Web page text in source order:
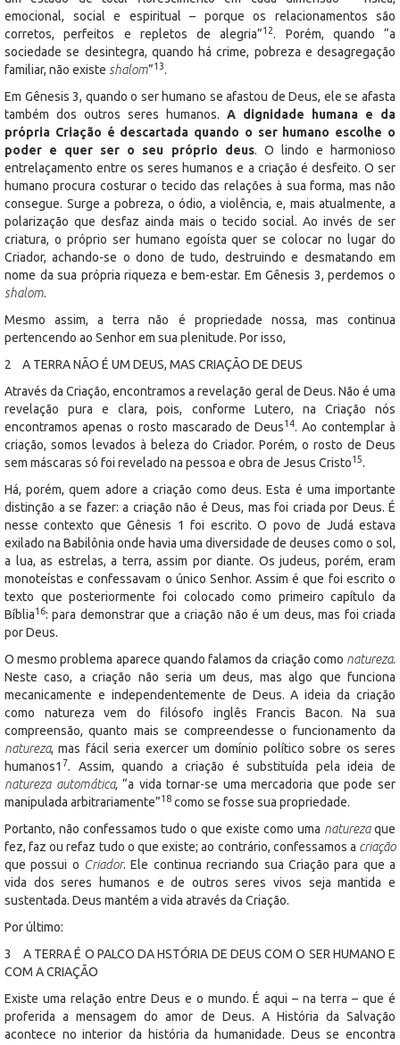
emocional, social e espiritual – porque os relacionamentos são
corretos, perfeitos e repletos de alegria”12. Porém, quando “a
sociedade se desintegra, quando há crime, pobreza e desagregação
familiar, não existe shalom”13.
Em Gênesis 3, quando o ser humano se afastou de Deus, ele se afasta
também dos outros seres humanos. A dignidade humana e da
própria Criação é descartada quando o ser humano escolhe o
poder e quer ser o seu próprio deus. O lindo e harmonioso
entrelaçamento entre os seres humanos e a criação é desfeito. O ser
humano procura costurar o tecido das relações à sua forma, mas não
consegue. Surge a pobreza, o ódio, a violência, e, mais atualmente, a
polarização que desfaz ainda mais o tecido social. Ao invés de ser
criatura, o próprio ser humano egoísta quer se colocar no lugar do
Criador, achando-se o dono de tudo, destruindo e desmatando em
nome da sua própria riqueza e bem-estar. Em Gênesis 3, perdemos o
shalom.
Mesmo assim, a terra não é propriedade nossa, mas continua
pertencendo ao Senhor em sua plenitude. Por isso,
2 A TERRA NÃO É UM DEUS, MAS CRIAÇÃO DE DEUS
Através da Criação, encontramos a revelação geral de Deus. Não é uma
revelação pura e clara, pois, conforme Lutero, na Criação nós
encontramos apenas o rosto mascarado de Deus14. Ao contemplar à
criação, somos levados à beleza do Criador. Porém, o rosto de Deus
sem máscaras só foi revelado na pessoa e obra de Jesus Cristo15.
Há, porém, quem adore a criação como deus. Esta é uma importante
distinção a se fazer: a criação não é Deus, mas foi criada por Deus. É
nesse contexto que Gênesis 1 foi escrito. O povo de Judá estava
exilado na Babilônia onde havia uma diversidade de deuses como o sol,
a lua, as estrelas, a terra, assim por diante. Os judeus, porém, eram
monoteístas e confessavam o único Senhor. Assim é que foi escrito o
texto que posteriormente foi colocado como primeiro capítulo da
Bíblia16: para demonstrar que a criação não é um deus, mas foi criada
por Deus.
O mesmo problema aparece quando falamos da criação como natureza.
Neste caso, a criação não seria um deus, mas algo que funciona
mecanicamente e independentemente de Deus. A ideia da criação
como natureza vem do filósofo inglês Francis Bacon. Na sua
compreensão, quanto mais se compreendesse o funcionamento da
natureza, mas fácil seria exercer um domínio político sobre os seres
humanos1 7. Assim, quando a criação é substituída pela ideia de
natureza automática, “a vida tornar-se uma mercadoria que pode ser
manipulada arbitrariamente”18 como se fosse sua propriedade.
Portanto, não confessamos tudo o que existe como uma naturezaque
fez, faz ou refaz tudo o que existe; ao contrário, confessamos a criação
que possui o Criador. Ele continua recriando sua Criação para que a
vida dos seres humanos e de outros seres vivos seja mantida e
sustentada. Deus mantém a vida através da Criação.
Por último:
3 A TERRA É O PALCO DA HSTÓRIA DE DEUS COM O SER HUMANO E
COM A CRIAÇÃO
Existe uma relação entre Deus e o mundo. É aqui – na terra – que é
proferida a mensagem do amor de Deus. A História da Salvação
acontece no interior da história da humanidade. Deus se encontra